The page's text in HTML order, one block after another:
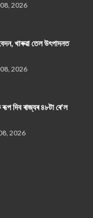
2026
খাৰুৱা তেল উৎপাদনত
2026
দিব ৰাজ্যৰ ৪৮টা ৰে'ল
2026